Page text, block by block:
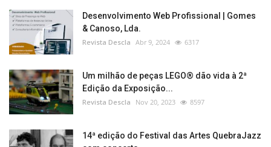
Desenvolvimento Web Profissional | Gomes
& Canoso, Lda.
Revista Descla Abr 9, 2024 6317
Um milhão de peças LEGO® dão vida à 2ª
Edição da Exposição...
Revista Descla Nov 20, 2023 8597
14ª edição do Festival das Artes QuebraJazz